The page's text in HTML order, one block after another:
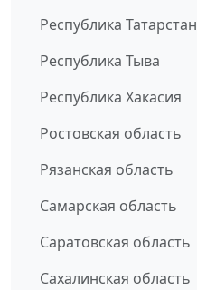
Республика Татарстан
Республика Тыва
Республика Хакасия
Ростовская область
Рязанская область
Самарская область
Саратовская область
Сахалинская область